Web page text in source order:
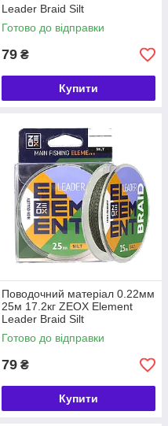
Leader Braid Silt
Готово до відправки
79 ₴
Купити
Поводочний матеріал 0.22мм
25м 17.2кг ZEOX Element
Leader Braid Silt
Готово до відправки
79 ₴
Купити